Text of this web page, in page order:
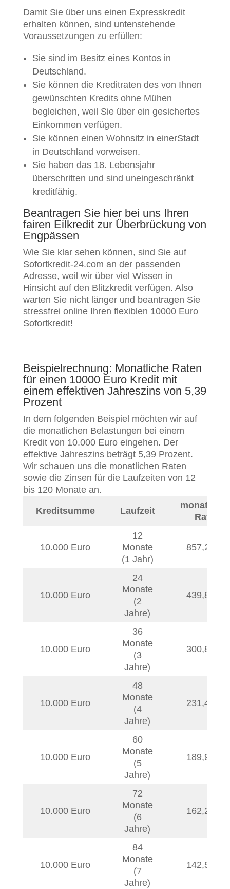
Damit Sie über uns einen Expresskredit
erhalten können, sind untenstehende
Voraussetzungen zu erfüllen:
Sie sind im Besitz eines Kontos in
Deutschland.
Sie können die Kreditraten des von Ihnen
gewünschten Kredits ohne Mühen
begleichen, weil Sie über ein gesichertes
Einkommen verfügen.
Sie können einen Wohnsitz in einerStadt
in Deutschland vorweisen.
Sie haben das 18. Lebensjahr
überschritten und sind uneingeschränkt
kreditfähig.
Beantragen Sie hier bei uns Ihren
fairen Eilkredit zur Überbrückung von
Engpässen
Wie Sie klar sehen können, sind Sie auf
Sofortkredit-24.com an der passenden
Adresse, weil wir über viel Wissen in
Hinsicht auf den Blitzkredit verfügen. Also
warten Sie nicht länger und beantragen Sie
stressfrei online Ihren flexiblen 10000 Euro
Sofortkredit!
Beispielrechnung: Monatliche Raten
für einen 10000 Euro Kredit mit
einem effektiven Jahreszins von 5,39
Prozent
In dem folgenden Beispiel möchten wir auf
die monatlichen Belastungen bei einem
Kredit von 10.000 Euro eingehen. Der
effektive Jahreszins beträgt 5,39 Prozent.
Wir schauen uns die monatlichen Raten
sowie die Zinsen für die Laufzeiten von 12
bis 120 Monate an.
Kreditsumme Laufzeit
monatliche
Rate
10.000 Euro
12
Monate
(1 Jahr)
857,27
10.000 Euro
24
Monate
(2
Jahre)
439,88
10.000 Euro
36
Monate
(3
Jahre)
300,88
10.000 Euro
48
Monate
(4
Jahre)
231,48
10.000 Euro
60
Monate
(5
Jahre)
189,91
10.000 Euro
72
Monate
(6
Jahre)
162,26
10.000 Euro
84
Monate
(7
Jahre)
142,57